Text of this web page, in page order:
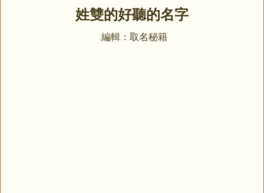
姓雙的好聽的名字
編輯：取名秘籍